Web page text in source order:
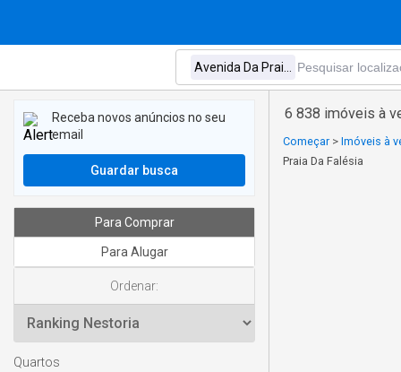
6 838 imóveis à
Começar > Imóveis à
Praia Da Falésia
Receba novos anúncios no seu
email
Guardar busca
Para Comprar
Para Alugar
Ordenar:
Quartos